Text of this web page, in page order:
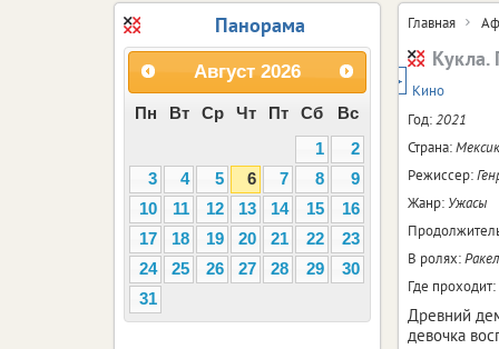
Главная
Кукла.
18+
Кино
Год:2021
Страна:
Режиссер:
Жанр: Ужасы
В ролях:
Где проходит:
Древний
девочка
Панорама
Август 2026
Пн Вт Ср Чт Пт Сб
Вс
1
2
3
4 5 6 7 8
9
10
11 12 13 14 15
16
17
18 19 20 21 22
23
24
25 26 27 28 29
30
31